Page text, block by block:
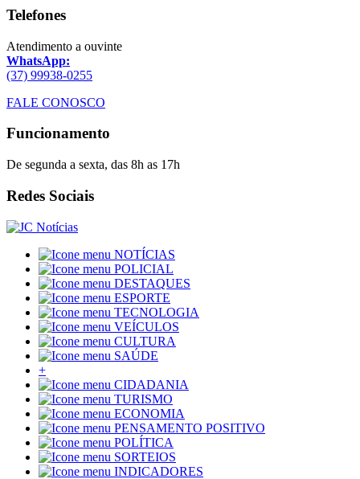
Telefones
Atendimento a ouvinte
WhatsApp:
(37) 99938-0255
FALE CONOSCO
Funcionamento
De segunda a sexta, das 8h as 17h
Redes Sociais
NOTÍCIAS
POLICIAL
DESTAQUES
ESPORTE
TECNOLOGIA
VEÍCULOS
CULTURA
SAÚDE
+
CIDADANIA
TURISMO
ECONOMIA
PENSAMENTO POSITIVO
POLÍTICA
SORTEIOS
INDICADORES